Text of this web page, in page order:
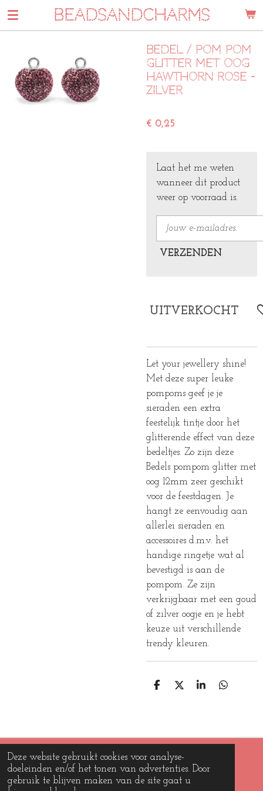
Deze website gebruikt cookies voor analyse-
doeleinden en/of het tonen van advertenties. Door
gebruik te blijven maken van de site gaat u
Ga
direct
hoofdinhoud
BEADSANDCHARMS
Bedel / pom pom
Glitter met oog
hawthorn rose -
zilver
€ 0,25
Laat het me weten
wanneer dit product
weer op voorraad is.
VERZENDEN
UITVERKOCHT
Let your jewellery shine!
Met deze super leuke
pompoms geef je je
sieraden een extra
feestelijk tintje door het
glitterende effect van deze
bedeltjes. Zo zijn deze
Bedels pompom glitter met
oog 12mm zeer geschikt
voor de feestdagen. Je
hangt ze eenvoudig aan
allerlei sieraden en
accessoires d.m.v. het
handige ringetje wat al
bevestigd is aan de
pompom. Ze zijn
verkrijgbaar met een goud
of zilver oogje en je hebt
keuze uit verschillende
trendy kleuren.
D
D
S
D
© 2019 - 2026 Beads and charms
Powered byJouwWeb